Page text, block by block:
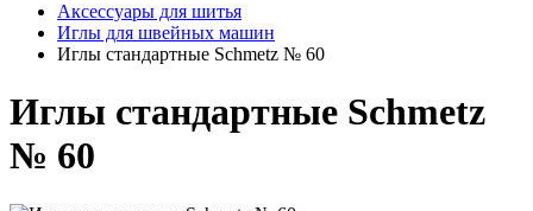
Аксессуары для шитья
Иглы для швейных машин
Иглы стандартные Schmetz № 60
Иглы стандартные Schmetz
№ 60